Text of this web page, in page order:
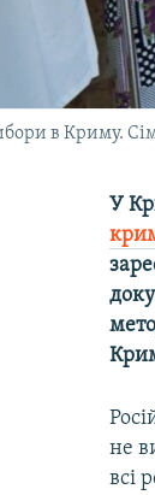
в Криму.
У
не
всі